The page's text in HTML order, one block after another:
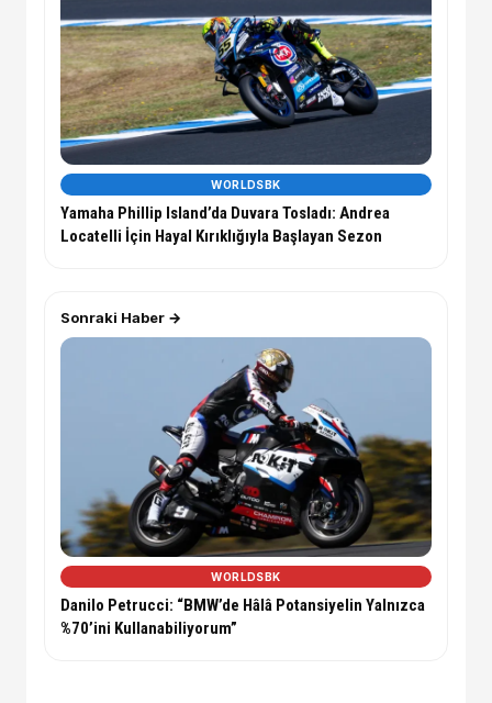
WORLDSBK
Yamaha Phillip Island’da Duvara Tosladı: Andrea
Locatelli İçin Hayal Kırıklığıyla Başlayan Sezon
Sonraki Haber →
WORLDSBK
Danilo Petrucci: “BMW’de Hâlâ Potansiyelin Yalnızca
%70’ini Kullanabiliyorum”